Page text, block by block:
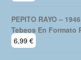
PEPITO RAYO –
Tebeos En Formato
6,99 €